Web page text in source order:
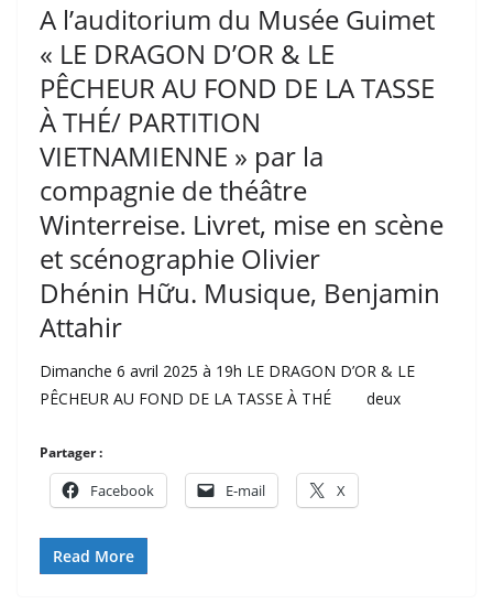
A l’auditorium du Musée Guimet
« LE DRAGON D’OR & LE
PÊCHEUR AU FOND DE LA TASSE
À THÉ/ PARTITION
VIETNAMIENNE » par la
compagnie de théâtre
Winterreise. Livret, mise en scène
et scénographie Olivier
Dhénin Hữu. Musique, Benjamin
Attahir
Dimanche 6 avril 2025 à 19h LE DRAGON D’OR & LE
PÊCHEUR AU FOND DE LA TASSE À THÉ deux
Partager :
Facebook E-mail X
Read More